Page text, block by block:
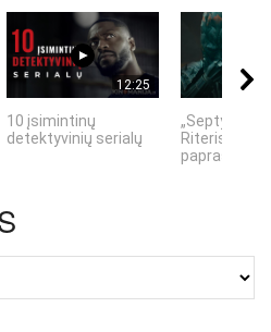
12:25
10 įsimintinų
detektyvinių serialų
„Septynių
Riteris" – kai